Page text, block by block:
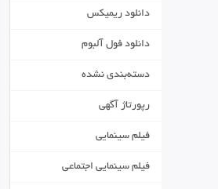
دانلود ریمیکس
دانلود فول آلبوم
دسته‌بندی نشده
رپورتاژ آگهی
فیلم سینمایی
فیلم سینمایی اجتماعی